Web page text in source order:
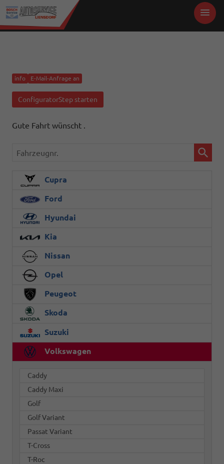
info E-Mail-Anfrage an
ConfiguratorStep starten
Gute Fahrt wünscht .
Fahrzeugnr.
Cupra
Ford
Hyundai
Kia
Nissan
Opel
Peugeot
Skoda
Suzuki
Volkswagen
Caddy
Caddy Maxi
Golf
Golf Variant
Passat Variant
T-Cross
T-Roc